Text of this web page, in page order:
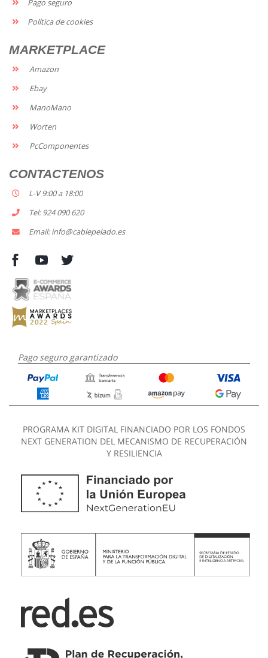
Pago seguro
Política de cookies
MARKETPLACE
Amazon
Ebay
ManoMano
Worten
PcComponentes
CONTACTENOS
L-V 9:00 a 18:00
Tel: 924 090 620
Email: info@cablepelado.es
Pago seguro garantizado
PROGRAMA KIT DIGITAL FINANCIADO POR LOS FONDOS
NEXT GENERATION DEL MECANISMO DE RECUPERACIÓN
Y RESILIENCIA